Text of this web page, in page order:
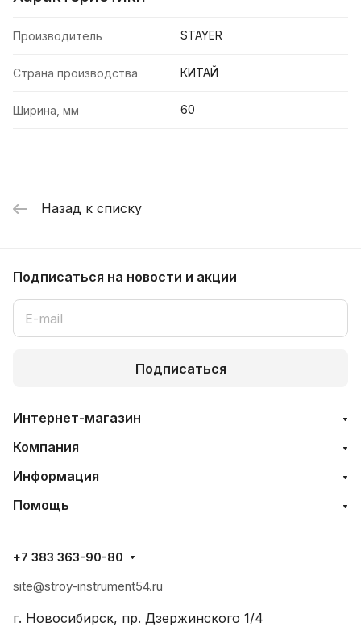
Производитель STAYER
Страна производства КИТАЙ
Ширина, мм 60
Назад к списку
Подписаться на новости и акции
Подписаться
Интернет-магазин
Компания
Информация
Помощь
+7 383 363-90-80
site@stroy-instrument54.ru
г. Новосибирск, пр. Дзержинского 1/4